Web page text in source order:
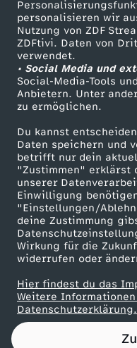
personalisieren wir
Nutzung von ZDF
ZDFtivi. Daten von
verwendet.
• Social Media und
Social-Media-Tools
Anbietern. Unter
zu ermöglichen.
Du kannst
Daten speichern und
betrifft nur dein
"Zustimmen" erklärst
unserer
Einwilligung
"Einstellungen/
deine Zustimmung
Wirkung für die
widerrufen oder
Hier findest du das
Weitere
Datenschutzerklärung.
i
n
e
-
T
r
e
f
f
e
ZDF Unternehmen
Karriere
ZDF goes Schule
Werbefernsehen
Mainzelmännchen
Partner